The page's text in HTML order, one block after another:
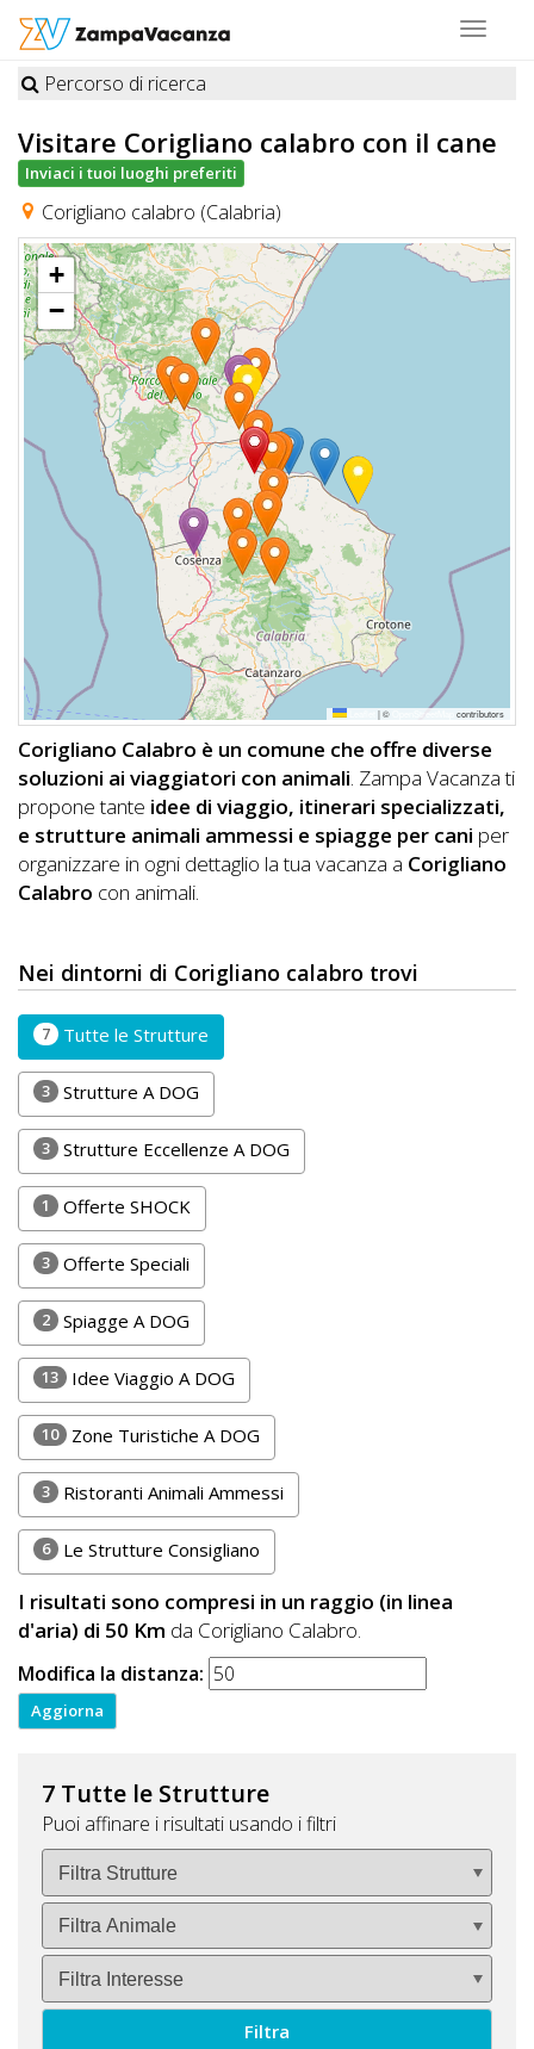
Toggle
STRUTTURE
A
DOG
LUOGHI
A
DOG
OFFERTE
A
DOG
INFO
A
DOG
CHIEDI
CODICE
SCONTO
Video
Tutorial
Lavora
con
Noi
Inserisci
Attività
Accedi
Registrati
Percorso di ricerca
Visitare Corigliano calabro con il cane
Inviaci i tuoi luoghi preferiti
Corigliano calabro (Calabria)
+
−
|© contributors
Corigliano Calabro è un comune che offre diverse
soluzioni ai viaggiatori con animali. Zampa Vacanza ti
propone tante idee di viaggio, itinerari specializzati,
e strutture animali ammessi e spiagge per cani per
organizzare in ogni dettaglio la tua vacanza a Corigliano
Calabro con animali.
Nei dintorni di Corigliano calabro trovi
7 Tutte le Strutture
3 Strutture A DOG
3 Strutture Eccellenze A DOG
1 Offerte SHOCK
3 Offerte Speciali
2 Spiagge A DOG
13 Idee Viaggio A DOG
10 Zone Turistiche A DOG
3 Ristoranti Animali Ammessi
6 Le Strutture Consigliano
I risultati sono compresi in un raggio (in linea
d'aria) di 50 Km da Corigliano Calabro.
Modifica la distanza:
7 Tutte le Strutture
Puoi affinare i risultati usando i filtri
Filtra